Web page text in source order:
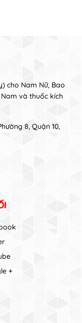
cho Nam Nữ, Bao
và thuốc kích
8, Quận 10,
+